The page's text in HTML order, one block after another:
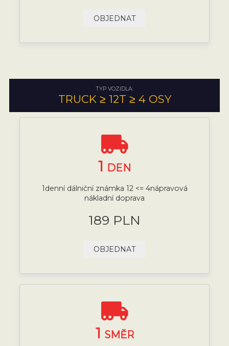
OBJEDNAT
TYP VOZIDLA:
TRUCK ≥ 12T ≥ 4 OSY
1 DEN
1denní dálniční známka 12 <= 4nápravová
nákladní doprava
189 PLN
OBJEDNAT
1 SMĚR